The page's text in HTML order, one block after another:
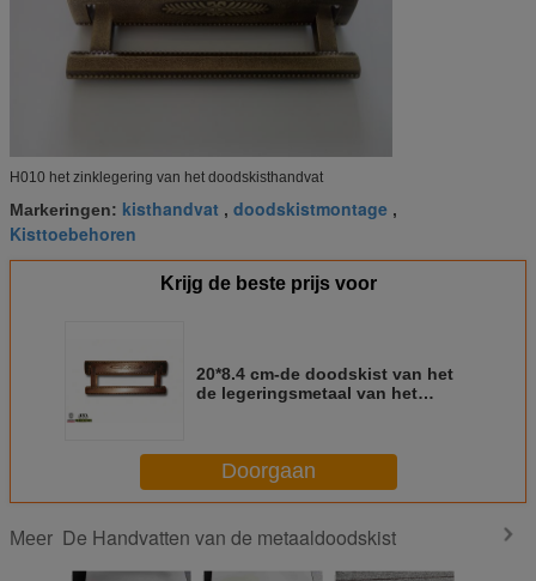
H010 het zinklegering van het doodskisthandvat
Markeringen: kisthandvat , doodskistmontage ,
Kisttoebehoren
Krijg de beste prijs voor
20*8.4 cm-de doodskist van het
de legeringsmetaal van het
van de doodskisthardware H010
de oude
Doorgaan
Meer De Handvatten van de metaaldoodskist